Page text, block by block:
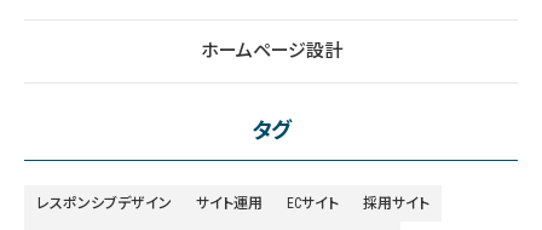
ホームページ設計
タグ
レスポンシブデザイン サイト運用 ECサイト 採用サイト